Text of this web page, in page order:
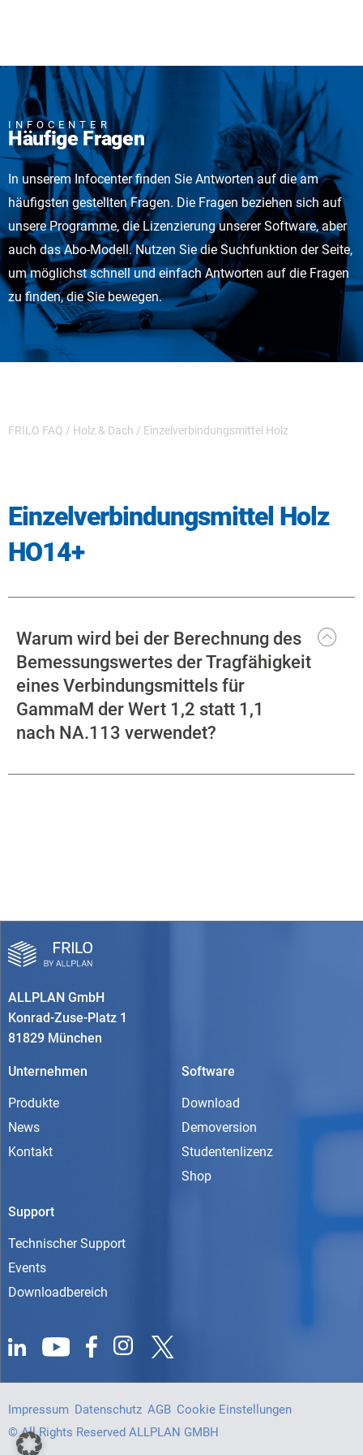
INFOCENTER
Häufige Fragen
In unserem Infocenter finden Sie Antworten auf die am
häufigsten gestellten Fragen. Die Fragen beziehen sich auf
unsere Programme, die Lizenzierung unserer Software, aber
auch das Abo-Modell. Nutzen Sie die Suchfunktion der Seite,
um möglichst schnell und einfach Antworten auf die Fragen
zu finden, die Sie bewegen.
FRILO FAQ / Holz & Dach / Einzelverbindungsmittel Holz
Einzelverbindungsmittel Holz
HO14+
Warum wird bei der Berechnung des
Bemessungswertes der Tragfähigkeit
eines Verbindungsmittels für
GammaM der Wert 1,2 statt 1,1
nach NA.113 verwendet?
ALLPLAN GmbH
Konrad-Zuse-Platz 1
81829 München
Unternehmen
Produkte
News
Kontakt
Software
Download
Demoversion
Studentenlizenz
Shop
Support
Technischer Support
Events
Downloadbereich
Impressum Datenschutz AGB Cookie Einstellungen
© All Rights Reserved ALLPLAN GMBH